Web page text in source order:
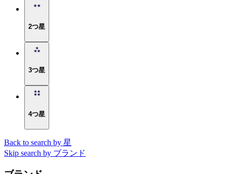
2つ星
3つ星
4つ星
Back to search by 星
Skip search by ブランド